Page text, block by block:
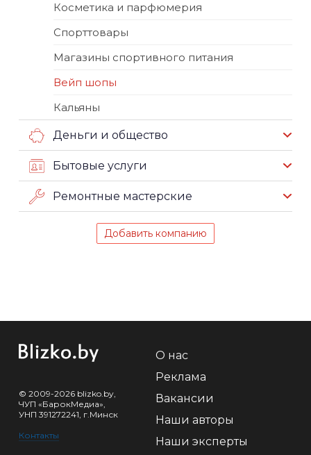
Косметика и парфюмерия
Спорттовары
Магазины спортивного питания
Вейп шопы
Кальяны
Деньги и общество
Бытовые услуги
Ремонтные мастерские
Добавить компанию
© 2009-2026 blizko.by,
ЧУП «БарокМедиа»,
УНП 391272241, г.Минск
Контакты
О нас
Реклама
Вакансии
Наши авторы
Наши эксперты